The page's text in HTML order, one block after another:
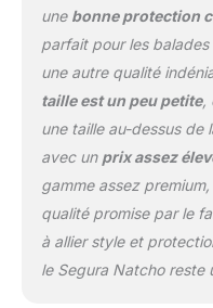
une bonne protection
parfait pour les
une autre qualité
taille est un peu petite,
une taille au-dessus de
avec un prix assez
gamme assez
qualité promise par le
à allier style et
le Segura Natcho reste